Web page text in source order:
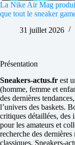
La Nike Air Mag
que tout le sneaker
31 juillet 2026
Présentation
Sneakers-actus.fr est
(homme, femme et
des dernières
l’univers des baskets.
critiques détaillées, des
pour les amateurs et
recherche des
classiques, Sneakers-